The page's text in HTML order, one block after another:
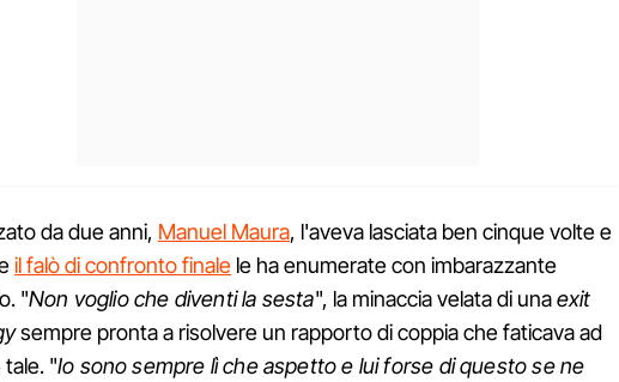
da due anni, Manuel Maura, l'aveva lasciata ben cinque volte e
il falò di confronto finale le ha enumerate con imbarazzante
"Non voglio che diventi la sesta", la minaccia velata di unaexit
sempre pronta a risolvere un rapporto di coppia che faticava ad
"Io sono sempre lì che aspetto e lui forse di questo se ne